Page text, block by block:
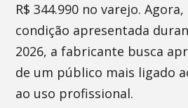
R$ 344.990 no varejo.
condição apresentada
2026, a fabricante busca
de um público mais ligado
ao uso profissional.